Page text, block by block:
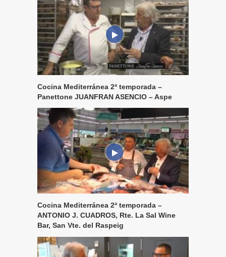
Cocina Mediterránea 2ª temporada –
Panettone JUANFRAN ASENCIO – Aspe
Cocina Mediterránea 2ª temporada –
ANTONIO J. CUADROS, Rte. La Sal Wine
Bar, San Vte. del Raspeig